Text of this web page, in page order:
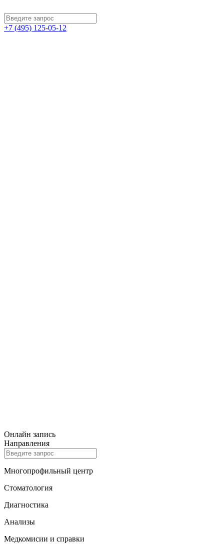
+7 (495) 125-05-12
Онлайн запись
Направления
Многопрофильный центр
Стоматология
Диагностика
Анализы
Медкомисии и справки